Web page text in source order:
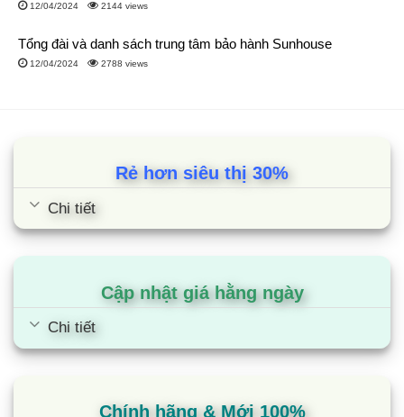
12/04/2024 2144 views
Tổng đài và danh sách trung tâm bảo hành Sunhouse
12/04/2024 2788 views
Rẻ hơn siêu thị 30%
Chi tiết
Cập nhật giá hằng ngày
Chi tiết
Chính hãng & Mới 100%